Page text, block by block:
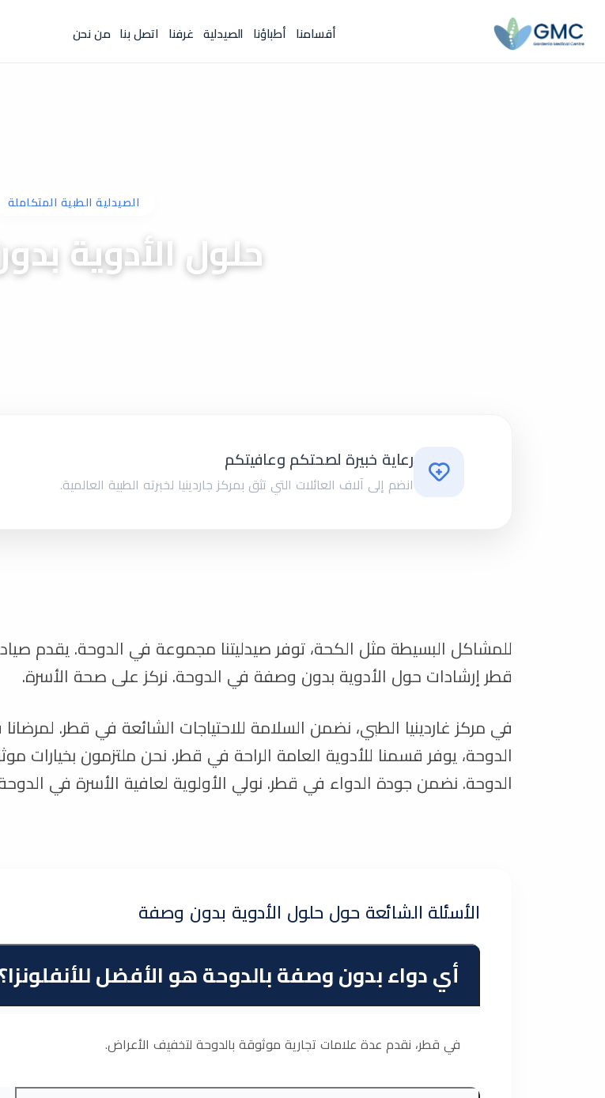
أقسامنا أطباؤنا الصيدلية غرفنا اتصل بنا من نحن
الصيدلية الطبية المتكاملة
حلول الأدوية
رعاية خبيرة لصحتكم وعافيتكم
انضم إلى آلاف العائلات التي تثق بمركز جاردينيا لخبرته الطبية العالمية.
للمشاكل البسيطة مثل الكحة، توفر صيدليتنا مجموعة في الدوحة. يقدم
قطر إرشادات حول الأدوية بدون وصفة في الدوحة. نركز على صحة الأسرة.
في مركز غاردينيا الطبي، نضمن السلامة للاحتياجات الشائعة في قطر.
الدوحة، يوفر قسمنا للأدوية العامة الراحة في قطر. نحن ملتزمون بخيارات
الدوحة. نضمن جودة الدواء في قطر. نولي الأولوية لعافية الأسرة في
الأسئلة الشائعة حول حلول الأدوية بدون وصفة
أي دواء بدون وصفة بالدوحة هو الأفضل للأنفلونزا؟
في قطر، نقدم عدة علامات تجارية موثوقة بالدوحة لتخفيف الأعراض.